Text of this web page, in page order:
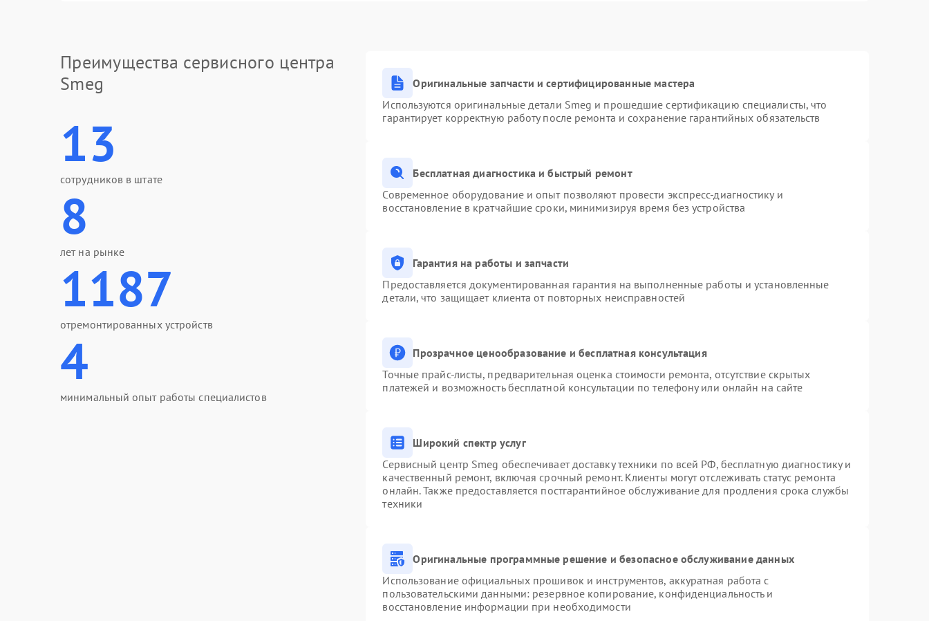
Преимущества сервисного центра
Smeg
13
сотрудников в штате
8
лет на рынке
1187
отремонтированных устройств
4
минимальный опыт работы специалистов
Оригинальные запчасти и сертифицированные мастера
Используются оригинальные детали Smeg и прошедшие сертификацию специалисты, что
гарантирует корректную работу после ремонта и сохранение гарантийных обязательств
Бесплатная диагностика и быстрый ремонт
Современное оборудование и опыт позволяют провести экспресс-диагностику и
восстановление в кратчайшие сроки, минимизируя время без устройства
Гарантия на работы и запчасти
Предоставляется документированная гарантия на выполненные работы и установленные
детали, что защищает клиента от повторных неисправностей
Прозрачное ценообразование и бесплатная консультация
Точные прайс-листы, предварительная оценка стоимости ремонта, отсутствие скрытых
платежей и возможность бесплатной консультации по телефону или онлайн на сайте
Широкий спектр услуг
Сервисный центр Smeg обеспечивает доставку техники по всей РФ, бесплатную диагностику и
качественный ремонт, включая срочный ремонт. Клиенты могут отслеживать статус ремонта
онлайн. Также предоставляется постгарантийное обслуживание для продления срока службы
техники
Оригинальные программные решение и безопасное обслуживание данных
Использование официальных прошивок и инструментов, аккуратная работа с
пользовательскими данными: резервное копирование, конфиденциальность и
восстановление информации при необходимости